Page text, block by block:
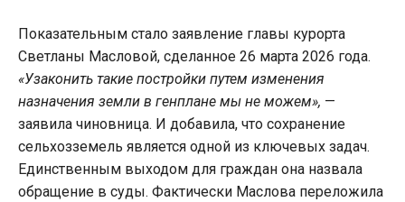
Показательным стало заявление главы курорта
Светланы Масловой, сделанное 26 марта 2026 года.
«Узаконить такие постройки путем изменения
назначения земли в генплане мы не можем», —
заявила чиновница. И добавила, что сохранение
сельхозземель является одной из ключевых задач.
Единственным выходом для граждан она назвала
обращение в суды. Фактически Маслова переложила